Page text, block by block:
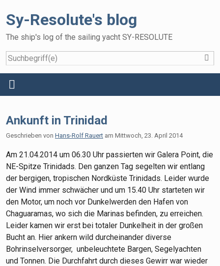
Sy-Resolute's blog
The ship's log of the sailing yacht SY-RESOLUTE
Reisen
Das Schiff
Gallery
Gästebuch
Ankunft in Trinidad
Geschrieben von Hans-Rolf Rauert am Mittwoch, 23. April 2014
Am 21.04.2014 um 06.30 Uhr passierten wir Galera Point, die
NE-Spitze Trinidads. Den ganzen Tag segelten wir entlang
der bergigen, tropischen Nordküste Trinidads. Leider wurde
der Wind immer schwächer und um 15.40 Uhr starteten wir
den Motor, um noch vor Dunkelwerden den Hafen von
Chaguaramas, wo sich die Marinas befinden, zu erreichen.
Leider kamen wir erst bei totaler Dunkelheit in der großen
Bucht an. Hier ankern wild durcheinander diverse
Bohrinselversorger, unbeleuchtete Bargen, Segelyachten
und Tonnen. Die Durchfahrt durch dieses Gewirr war wieder